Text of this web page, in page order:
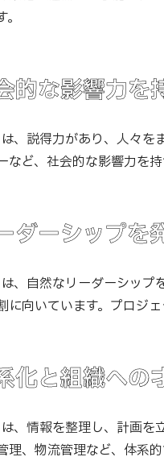
的な影響力を
、説得力があり、人々を
など、社会的な影響力を持
ダーシップを
、自然なリーダーシップ
に向いています。プロジ
化と組織への
、情報を整理し、計画を
理、物流管理など、体系